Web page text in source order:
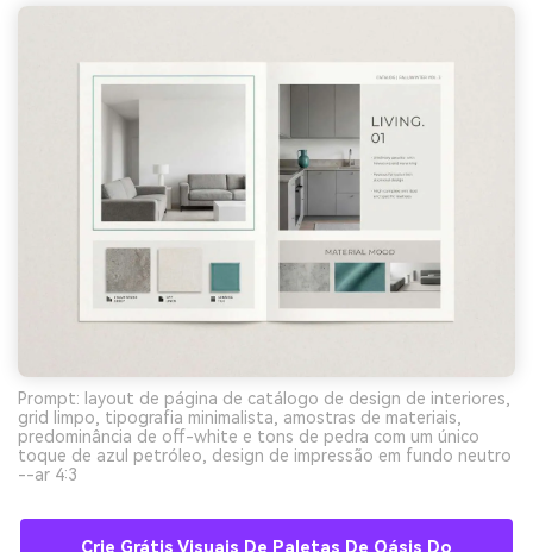
Prompt: layout de página de catálogo de design de interiores,
grid limpo, tipografia minimalista, amostras de materiais,
predominância de off-white e tons de pedra com um único
toque de azul petróleo, design de impressão em fundo neutro
--ar 4:3
Crie Grátis Visuais De Paletas De Oásis Do